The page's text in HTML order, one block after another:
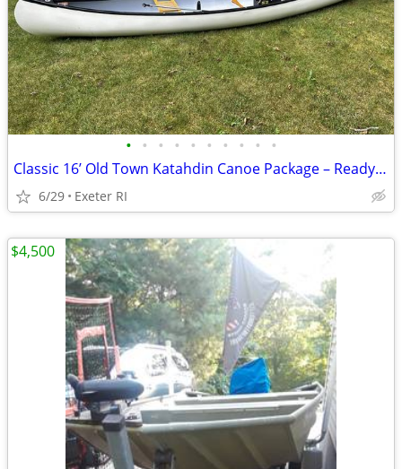
• • • • • • • • • •
Classic 16’ Old Town Katahdin Canoe Package – Ready for Water!
6/29 Exeter RI
$4,500